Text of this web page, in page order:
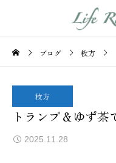
ブログ 枚方
枚方
トランプ＆ゆず茶
2025.11.28